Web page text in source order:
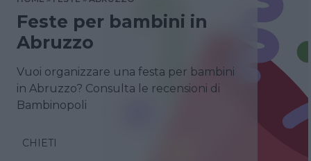
Feste per bambini in
Abruzzo
Vuoi organizzare una festa per bambini
in Abruzzo? Consulta le recensioni di
Bambinopoli
CHIETI